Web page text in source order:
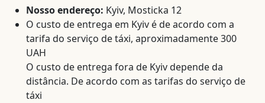
Nosso endereço: Kyiv, Mosticka 12
O custo de entrega em Kyiv é de acordo com a
tarifa do serviço de táxi, aproximadamente 300
UAH
O custo de entrega fora de Kyiv depende da
distância. De acordo com as tarifas do serviço de
táxi